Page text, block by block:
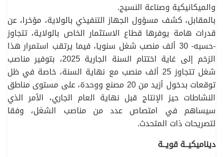
والميكانيكية وصناعة النسيج.
بالمقابل، كشف مسؤول الجهاز التنفيذي بالولاية، مؤخرا، عن
قدرات هامة يوفرها قطاع الاستثمار الخاص بالولاية، تتجاوز
-حسبه- 30 ألف منصب شغل سنويا، فيما يرتقب استمرار هذا
الزخم إلى غاية اختتام السنة الجارية 2025، بتوفير مناصب
شغل تتجاوز 25 ألف منصب مع نهاية السنة، خاصة في ظل
توقعات بدخول أزيد من 20 مصنع ووحدة، على مستوى مناطق
النشاطات حيز الإنتاج قبل نهاية العام الجاري، الأمر الذي
سيساهم في امتصاص عدد من مناصب الشغل، وفقا
لتصريحات ذات المتحدث.
ديناميكيــة قويــة